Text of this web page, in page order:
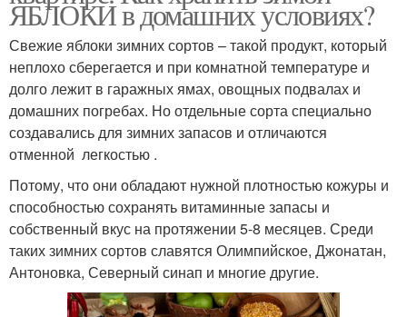
ЯБЛОКИ в домашних условиях?
Свежие яблоки зимних сортов – такой продукт, который
неплохо сберегается и при комнатной температуре и
долго лежит в гаражных ямах, овощных подвалах и
домашних погребах. Но отдельные сорта специально
создавались для зимних запасов и отличаются
отменной легкостью .
Потому, что они обладают нужной плотностью кожуры и
способностью сохранять витаминные запасы и
собственный вкус на протяжении 5-8 месяцев. Среди
таких зимних сортов славятся Олимпийское, Джонатан,
Антоновка, Северный синап и многие другие.